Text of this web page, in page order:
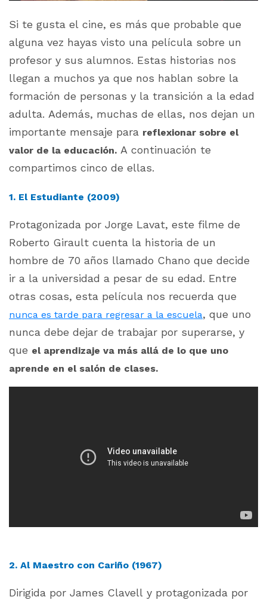
Si te gusta el cine, es más que probable que
alguna vez hayas visto una película sobre un
profesor y sus alumnos. Estas historias nos
llegan a muchos ya que nos hablan sobre la
formación de personas y la transición a la edad
adulta. Además, muchas de ellas, nos dejan un
importante mensaje para reflexionar sobre el
valor de la educación. A continuación te
compartimos cinco de ellas.
1. El Estudiante (2009)
Protagonizada por Jorge Lavat, este filme de
Roberto Girault cuenta la historia de un
hombre de 70 años llamado Chano que decide
ir a la universidad a pesar de su edad. Entre
otras cosas, esta película nos recuerda que
nunca es tarde para regresar a la escuela, que uno
nunca debe dejar de trabajar por superarse, y
que el aprendizaje va más allá de lo que uno
aprende en el salón de clases.
2. Al Maestro con Cariño (1967)
Dirigida por James Clavell y protagonizada por